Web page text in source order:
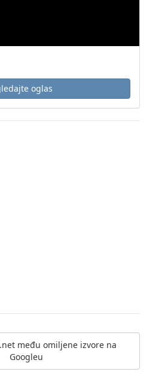
oglas
među omiljene izvore na
Googleu